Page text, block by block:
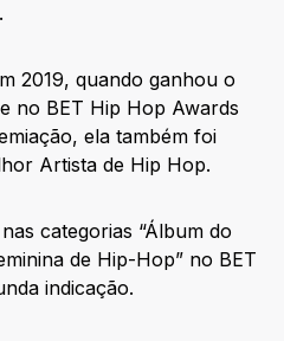
2019, quando ganhou o
no BET Hip Hop Awards
ela também foi
Artista de Hip Hop.
categorias “Álbum do
de Hip-Hop” no BET
indicação.